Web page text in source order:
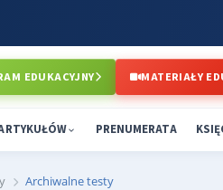
EDUKACYJNY MATERIAŁY
PRENUMERATA
Archiwalne testy